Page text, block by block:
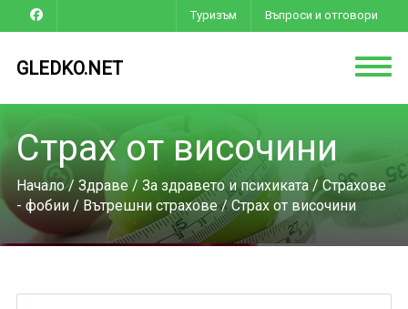
Туризъм Въпроси и отговори
GLEDKO.NET
Страх от височини
Начало/ Здраве/ За здравето и психиката/ Страхове
- фобии/ Вътрешни страхове/ Страх от височини